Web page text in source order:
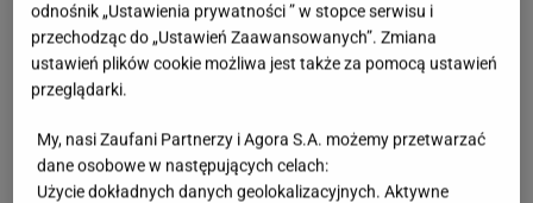
odnośnik „Ustawienia prywatności ” w stopce serwisu i
przechodząc do „Ustawień Zaawansowanych”. Zmiana
ustawień plików cookie możliwa jest także za pomocą ustawień
przeglądarki.
My, nasi Zaufani Partnerzy i Agora S.A. możemy przetwarzać
dane osobowe w następujących celach:
Użycie dokładnych danych geolokalizacyjnych. Aktywne